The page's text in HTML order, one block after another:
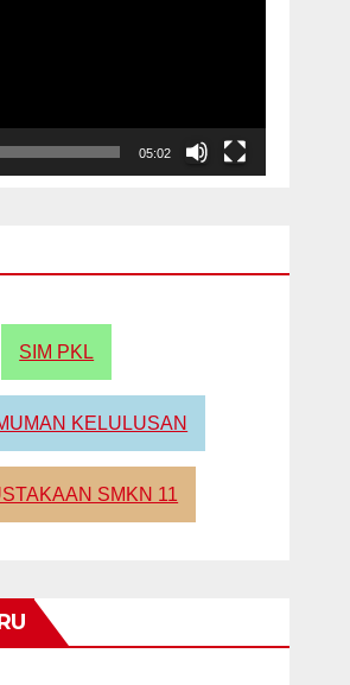
05:02
SIM PKL
KELULUSAN
SMKN 11